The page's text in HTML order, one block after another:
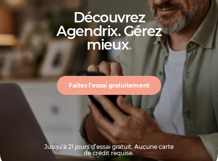
Découvrez
Agendrix. Gérez
mieux.
Faites l'essai gratuitement
Jusqu'à 21 jours d’essai gratuit. Aucune carte
de crédit requise.